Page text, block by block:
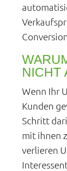
NICHT
Wenn Ihr
Kunden
Schritt
mit ihnen
verlieren